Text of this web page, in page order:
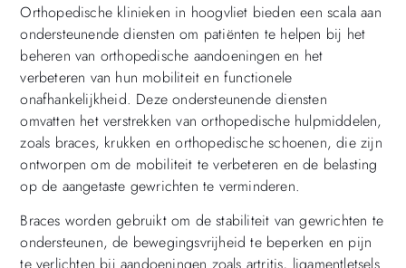
Orthopedische klinieken in hoogvliet bieden een scala aan
ondersteunende diensten om patiënten te helpen bij het
beheren van orthopedische aandoeningen en het
verbeteren van hun mobiliteit en functionele
onafhankelijkheid. Deze ondersteunende diensten
omvatten het verstrekken van orthopedische hulpmiddelen,
zoals braces, krukken en orthopedische schoenen, die zijn
ontworpen om de mobiliteit te verbeteren en de belasting
op de aangetaste gewrichten te verminderen.
Braces worden gebruikt om de stabiliteit van gewrichten te
ondersteunen, de bewegingsvrijheid te beperken en pijn